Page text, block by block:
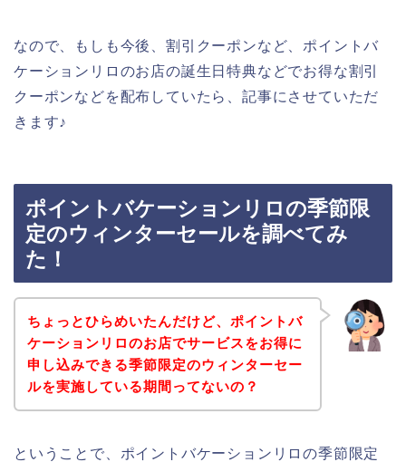
なので、もしも今後、割引クーポンなど、ポイントバ
ケーションリロのお店の誕生日特典などでお得な割引
クーポンなどを配布していたら、記事にさせていただ
きます♪
ポイントバケーションリロの季節限
定のウィンターセールを調べてみ
た！
ちょっとひらめいたんだけど、ポイントバ
ケーションリロのお店でサービスをお得に
申し込みできる季節限定のウィンターセー
ルを実施している期間ってないの？
ということで、ポイントバケーションリロの季節限定